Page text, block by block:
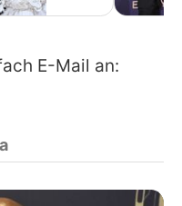
E-Mail an: